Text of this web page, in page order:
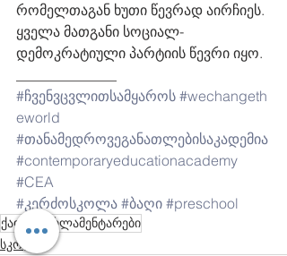
რომელთაგან ხუთი წევრად აირჩიეს.
ყველა მათგანი სოციალ-
დემოკრატიული პარტიის წევრი იყო.
#ჩვენვცვლითსამყაროს #wechangeth
eworld
#თანამედროვეგანათლებისაკადემია
#contemporaryeducationacademy
#CEA
#კერძოსკოლა #ბაღი #preschool
ქალი პარლამენტარები
სკოლა